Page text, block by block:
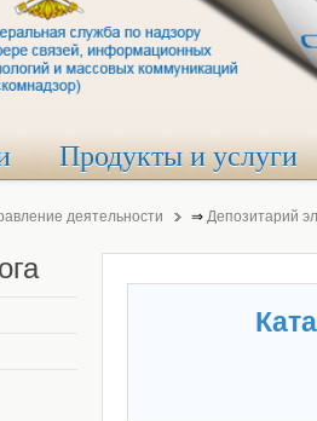
Продукты и услуги
деятельности ⇒ Депозитарий